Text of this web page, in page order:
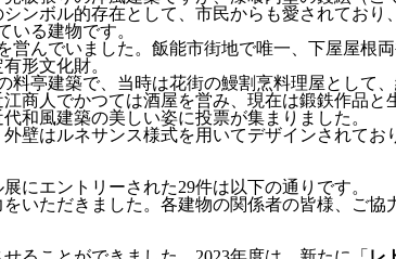
ンボル的存在として、市民からも愛されており
いる建物です。
営んでいました。飯能市街地で唯一、下屋屋
形文化財。
料亭建築で、当時は花街の鰻割烹料理屋として
商人でかつては酒屋を営み、現在は鍛鉄作品と
和風建築の美しい姿に投票が集まりました。
壁はルネサンス様式を用いてデザインされてお
にエントリーされた29件は以下の通りです。
いただきました。各建物の関係者の皆様、ご協